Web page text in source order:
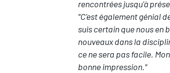
rencontrées jusqu'à
"C'est également génial
suis certain que nous en
nouveaux dans la
ce ne sera pas facile.
bonne impression."